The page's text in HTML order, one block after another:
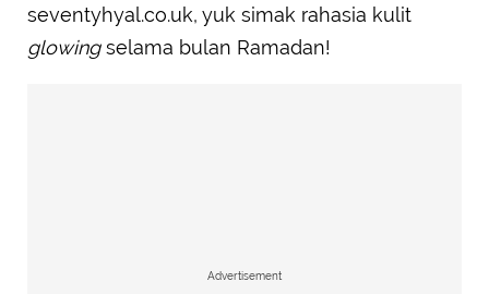
seventyhyal.co.uk, yuk simak rahasia kulit
glowingselama bulan Ramadan!
Advertisement